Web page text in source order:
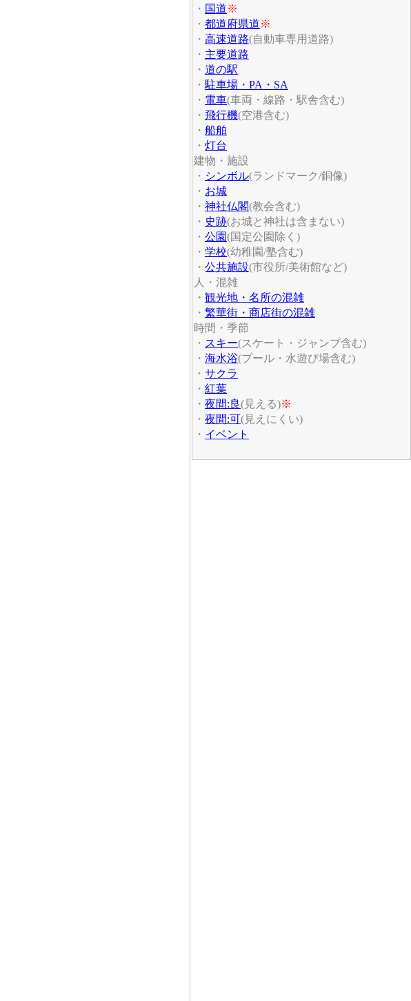
・ 国道※
・ 都道府県道※
・ 高速道路(自動車専用道路)
・ 主要道路
・ 道の駅
・ 駐車場・PA・SA
・ 電車(車両・線路・駅舎含む)
・ 飛行機(空港含む)
・ 船舶
・ 灯台
建物・施設
・ シンボル(ランドマーク/銅像)
・ お城
・ 神社仏閣(教会含む)
・ 史跡(お城と神社は含まない)
・ 公園(国定公園除く)
・ 学校(幼稚園/塾含む)
・ 公共施設(市役所/美術館など)
人・混雑
・ 観光地・名所の混雑
・ 繁華街・商店街の混雑
時間・季節
・ スキー(スケート・ジャンプ含む)
・ 海水浴(プール・水遊び場含む)
・ サクラ
・ 紅葉
・ 夜間:良(見える)※
・ 夜間:可(見えにくい)
・ イベント